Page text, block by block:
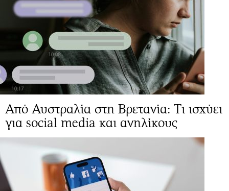
Από Αυστραλία στη Βρετανία: Τι ισχύει
για social media και ανηλίκους